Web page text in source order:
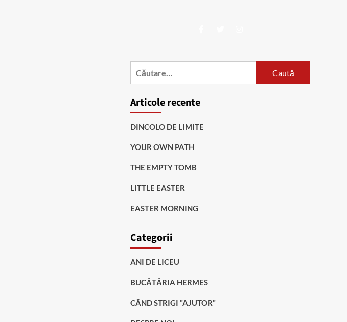
Caută
Articole recente
DINCOLO DE LIMITE
YOUR OWN PATH
THE EMPTY TOMB
LITTLE EASTER
EASTER MORNING
Categorii
ANI DE LICEU
BUCĂTĂRIA HERMES
CÂND STRIGI ”AJUTOR”